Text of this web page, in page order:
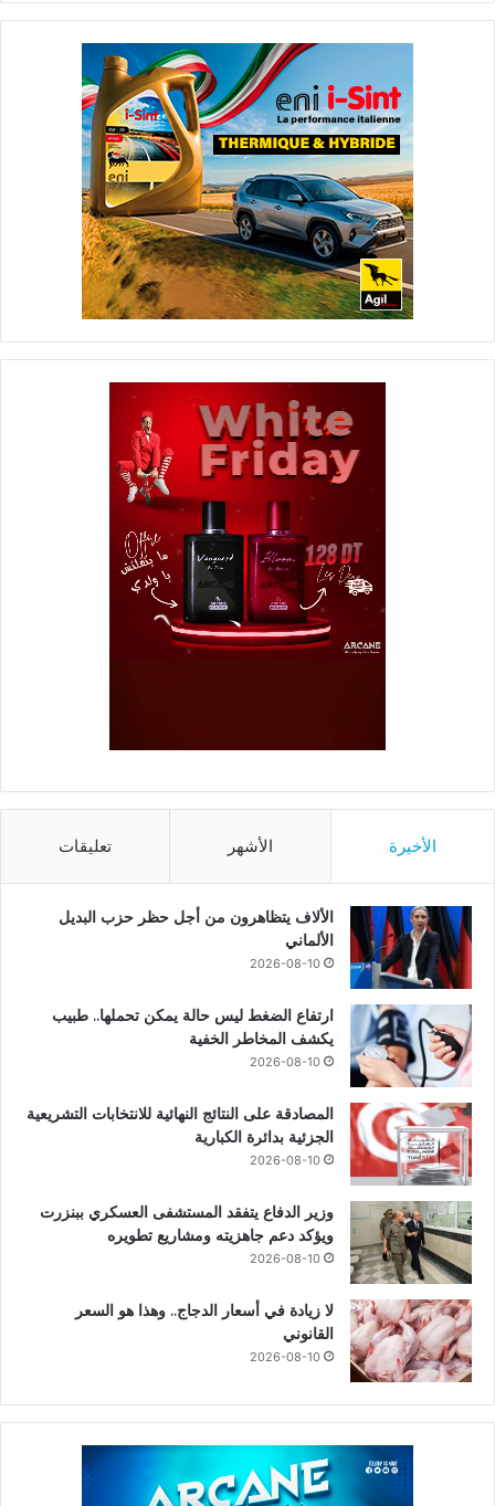
الأخيرة الأشهر تعليقات
الألاف يتظاهرون من أجل حظر حزب البديل
الألماني
2026-08-10
ارتفاع الضغط ليس حالة يمكن تحملها.. طبيب
يكشف المخاطر الخفية
2026-08-10
المصادقة على النتائج النهائية للانتخابات التشريعية
الجزئية بدائرة الكبارية
2026-08-10
وزير الدفاع يتفقد المستشفى العسكري ببنزرت
ويؤكد دعم جاهزيته ومشاريع تطويره
2026-08-10
لا زيادة في أسعار الدجاج.. وهذا هو السعر
القانوني
2026-08-10